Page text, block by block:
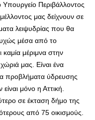
Περιβάλλοντος
μας δείχνουν σε
λειψυδρίας που θα
μέσα από το
καμία μέριμνα στην
μας. Είναι ένα
προβλήματα ύδρευσης
μόνο η Αττική.
σε έκταση δήμο της
από 75 οικισμούς.